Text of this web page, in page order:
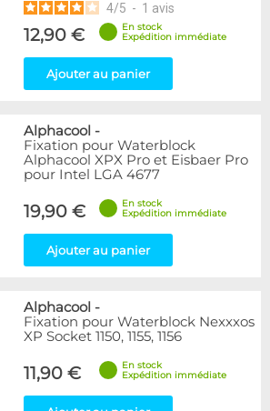
4/5 - 1 avis
12,90 €
En stock
Expédition immédiate
Ajouter au panier
Alphacool -
Fixation pour Waterblock
Alphacool XPX Pro et Eisbaer Pro
pour Intel LGA 4677
19,90 €
En stock
Expédition immédiate
Ajouter au panier
Alphacool -
Fixation pour Waterblock Nexxxos
XP Socket 1150, 1155, 1156
11,90 €
En stock
Expédition immédiate